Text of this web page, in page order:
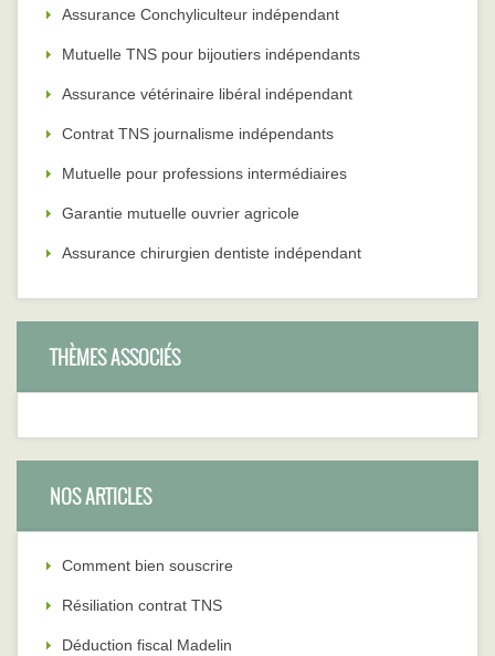
Assurance Conchyliculteur indépendant
Mutuelle TNS pour bijoutiers indépendants
Assurance vétérinaire libéral indépendant
Contrat TNS journalisme indépendants
Mutuelle pour professions intermédiaires
Garantie mutuelle ouvrier agricole
Assurance chirurgien dentiste indépendant
THÈMES ASSOCIÉS
NOS ARTICLES
Comment bien souscrire
Résiliation contrat TNS
Déduction fiscal Madelin